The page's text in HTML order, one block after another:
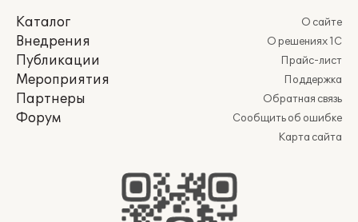
Каталог
Внедрения
Публикации
Мероприятия
Партнеры
Форум
О сайте
О решениях 1С
Прайс-лист
Поддержка
Обратная связь
Сообщить об ошибке
Карта сайта